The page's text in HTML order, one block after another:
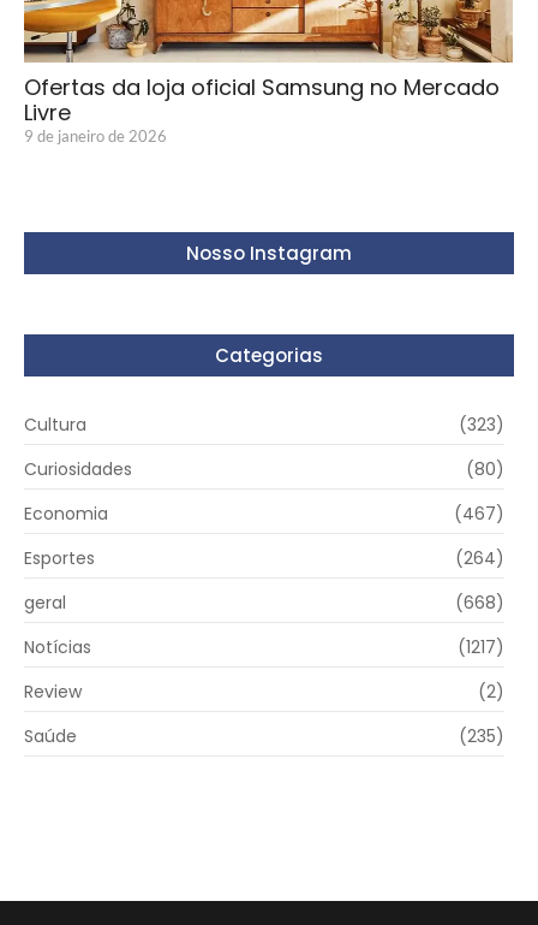
Ofertas da loja oficial Samsung no Mercado
Livre
9 de janeiro de 2026
Nosso Instagram
Categorias
Cultura
(323)
Curiosidades
(80)
Economia
(467)
Esportes
(264)
geral
(668)
Notícias
(1217)
Review
(2)
Saúde
(235)